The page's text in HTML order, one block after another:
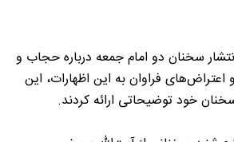
سخنان دو امام جمعه درباره حجاب و
اعتراض‌های فراوان به این اظهارات، این
خود توضیحاتی ارائه کردند.